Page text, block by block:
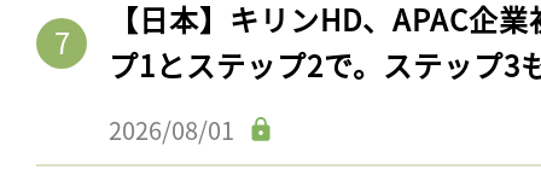
【日本】キリンHD、APAC企
プ1とステップ2で。ステップ3
2026/08/01